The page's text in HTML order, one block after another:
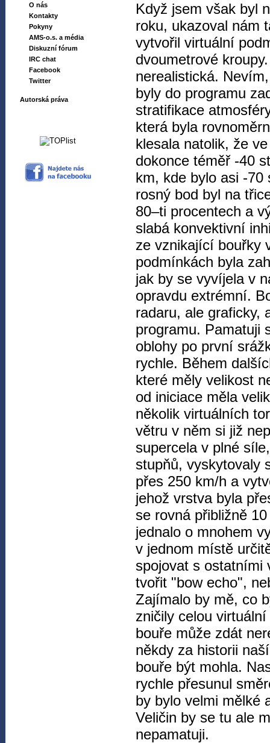
O nás
Kontakty
Pokyny
AMS-o.s. a média
Diskuzní fórum
IRC chat
Facebook
Twitter
Autorská práva
Když jsem však byl
roku, ukazoval nám
vytvořil virtuální
dvoumetrové
nerealistická.
byly do programu
stratifikace
která byla
klesala natolik, že
dokonce téměř -40
km, kde bylo asi -
rosný bod byl na
80–ti procentech a
slabá konvektivní
ze vznikající bouřky
podmínkách byla
jak by se vyvíjela v
opravdu extrémní.
radaru, ale graficky,
programu. Pamatuji
oblohy po první
rychle. Během
které měly velikost
od iniciace měla
několik virtuálních
větru v něm si již
supercela v plné
stupňů, vyskytovaly
přes 250 km/h a
jehož vrstva byla
se rovná přibližně
jednalo o mnohem
v jednom místě
spojovat s ostatními
tvořit "bow echo",
Zajímalo by mě, co
zničily celou
bouře může zdát
někdy za historii
bouře být mohla.
rychle přesunul
by bylo velmi mělké
Veličin by se tu ale
nepamatuji.